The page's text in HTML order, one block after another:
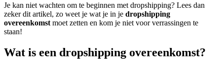
Je kan niet wachten om te beginnen met dropshipping? Lees dan
zeker dit artikel, zo weet je wat je in je dropshipping
overeenkomst moet zetten en kom je niet voor verrassingen te
staan!
Wat is een dropshipping overeenkomst?